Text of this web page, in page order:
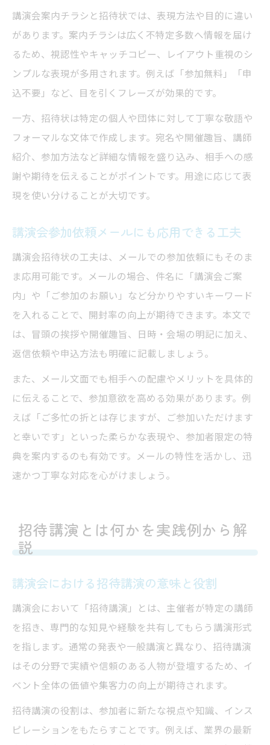
講演会案内チラシと招待状では、表現方法や目的に違い
があります。案内チラシは広く不特定多数へ情報を届け
るため、視認性やキャッチコピー、レイアウト重視のシ
ンプルな表現が多用されます。例えば「参加無料」「申
込不要」など、目を引くフレーズが効果的です。
一方、招待状は特定の個人や団体に対して丁寧な敬語や
フォーマルな文体で作成します。宛名や開催趣旨、講師
紹介、参加方法など詳細な情報を盛り込み、相手への感
謝や期待を伝えることがポイントです。用途に応じて表
現を使い分けることが大切です。
講演会参加依頼メールにも応用できる工夫
講演会招待状の工夫は、メールでの参加依頼にもそのま
ま応用可能です。メールの場合、件名に「講演会ご案
内」や「ご参加のお願い」など分かりやすいキーワード
を入れることで、開封率の向上が期待できます。本文で
は、冒頭の挨拶や開催趣旨、日時・会場の明記に加え、
返信依頼や申込方法も明確に記載しましょう。
また、メール文面でも相手への配慮やメリットを具体的
に伝えることで、参加意欲を高める効果があります。例
えば「ご多忙の折とは存じますが、ご参加いただけます
と幸いです」といった柔らかな表現や、参加者限定の特
典を案内するのも有効です。メールの特性を活かし、迅
速かつ丁寧な対応を心がけましょう。
招待講演とは何かを実践例から解
説
講演会における招待講演の意味と役割
講演会において「招待講演」とは、主催者が特定の講師
を招き、専門的な知見や経験を共有してもらう講演形式
を指します。通常の発表や一般講演と異なり、招待講演
はその分野で実績や信頼のある人物が登壇するため、イ
ベント全体の価値や集客力の向上が期待されます。
招待講演の役割は、参加者に新たな視点や知識、インス
ピレーションをもたらすことです。例えば、業界の最新